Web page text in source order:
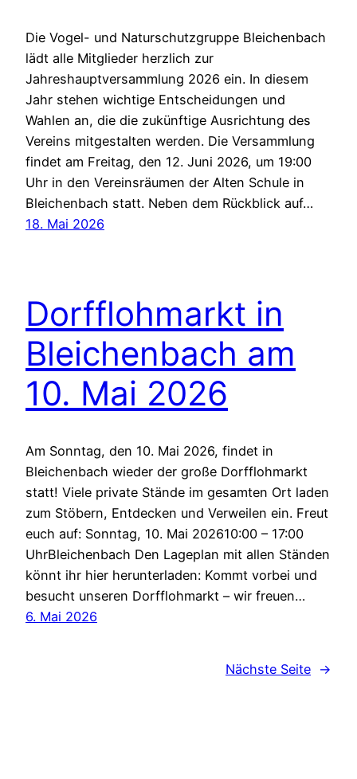
Die Vogel- und Naturschutzgruppe Bleichenbach
lädt alle Mitglieder herzlich zur
Jahreshauptversammlung 2026 ein. In diesem
Jahr stehen wichtige Entscheidungen und
Wahlen an, die die zukünftige Ausrichtung des
Vereins mitgestalten werden. Die Versammlung
findet am Freitag, den 12. Juni 2026, um 19:00
Uhr in den Vereinsräumen der Alten Schule in
Bleichenbach statt. Neben dem Rückblick auf…
18. Mai 2026
Dorfflohmarkt in
Bleichenbach am
10. Mai 2026
Am Sonntag, den 10. Mai 2026, findet in
Bleichenbach wieder der große Dorfflohmarkt
statt! Viele private Stände im gesamten Ort laden
zum Stöbern, Entdecken und Verweilen ein. Freut
euch auf: Sonntag, 10. Mai 202610:00 – 17:00
UhrBleichenbach Den Lageplan mit allen Ständen
könnt ihr hier herunterladen: Kommt vorbei und
besucht unseren Dorfflohmarkt – wir freuen…
6. Mai 2026
Nächste Seite →